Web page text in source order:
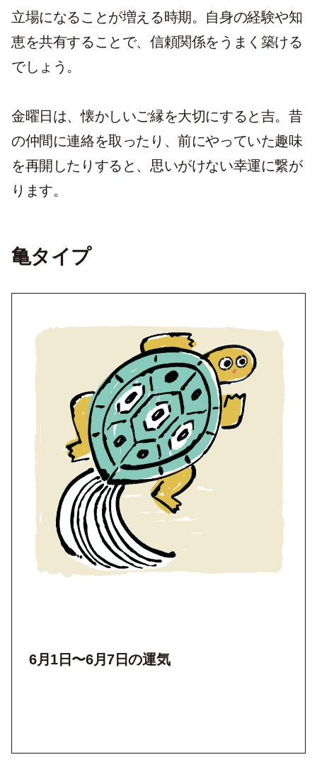
立場になることが増える時期。自身の経験や知
恵を共有することで、信頼関係をうまく築ける
でしょう。
金曜日は、懐かしいご縁を大切にすると吉。昔
の仲間に連絡を取ったり、前にやっていた趣味
を再開したりすると、思いがけない幸運に繋が
ります。
亀タイプ
6月1日〜6月7日の運気